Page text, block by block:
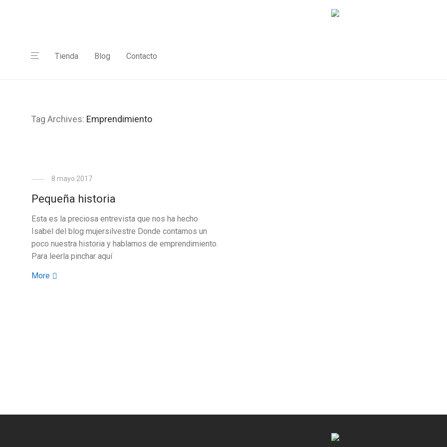
Tienda Blog Contacto
Tag Archives: Emprendimiento
8 mayo 2017
Pequeña historia
Esta es la preciosa entrevista que nos ha hecho
Isabel del blog mujersilvestre Donde contamos un
poco nuestra historia y hablamos de emprendimiento.
Para leerla pinchar aquí
More